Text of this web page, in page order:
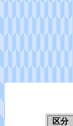
区分